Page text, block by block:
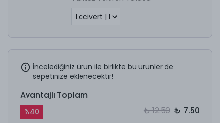
İncelediğiniz ürün ile birlikte bu ürünler de
sepetinize eklenecektir!
Avantajlı Toplam
%40 ₺ 12.50 ₺ 7.50